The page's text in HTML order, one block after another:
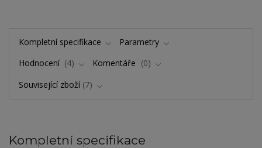
Kompletní specifikace
Parametry
Hodnocení
4 Komentáře
0
Související zboží 7
Kompletní specifikace